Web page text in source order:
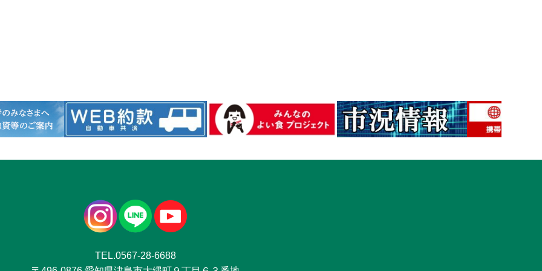
TEL.0567-28-6688